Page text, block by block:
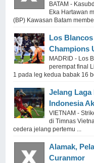
BATAM -
Eka Hartawan
(BP) Kawasan Batam
Los
Champions
MADRID - Los
perempat final
1 pada leg kedua babak 16
Jelang Laga
Indonesia
VIETNAM -
di Timnas
cedera jelang pertemu ...
Alamak,
Curanmor